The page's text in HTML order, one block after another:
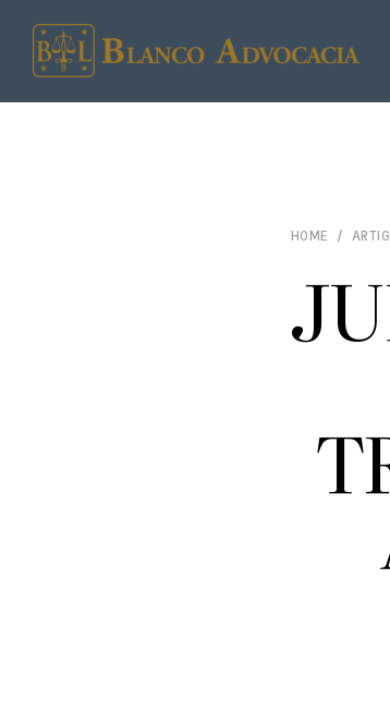
HOME